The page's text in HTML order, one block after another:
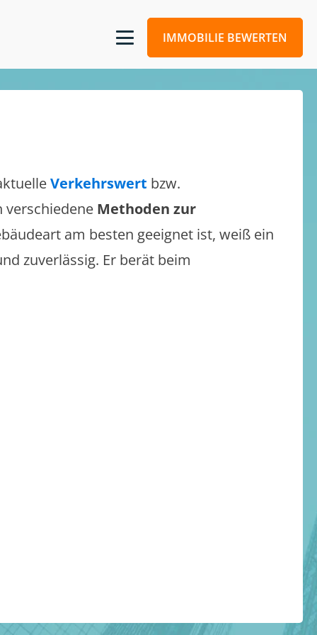
IMMOBILIE BEWERTEN
Verkehrswert bzw.
verschiedene Methoden zur
am besten geeignet ist, weiß ein
zuverlässig. Er berät beim